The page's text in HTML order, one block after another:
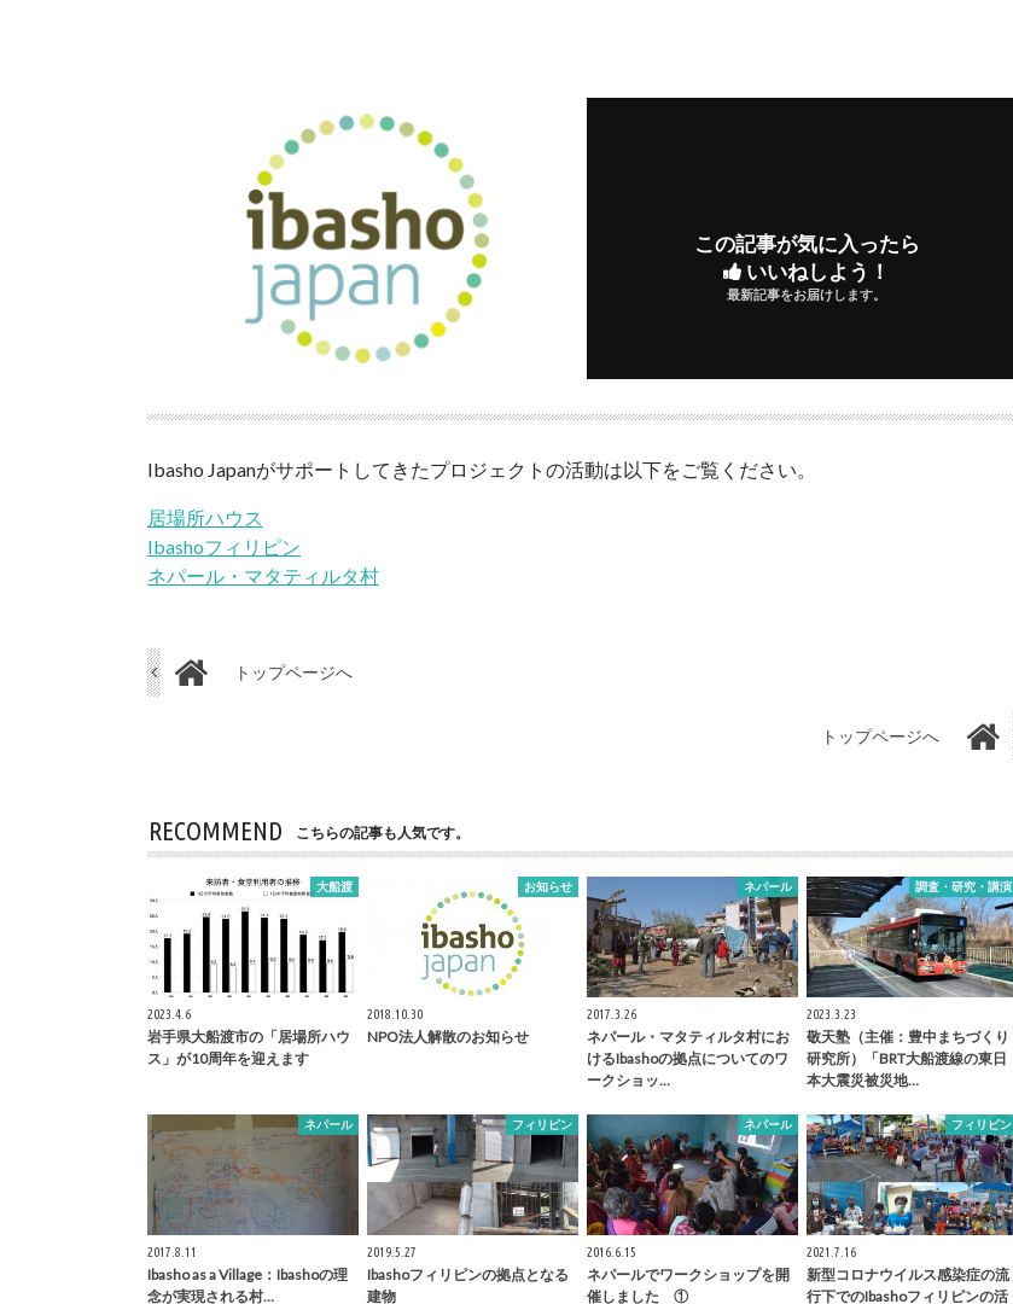
この記事が気に入ったら
いいねしよう！
最新記事をお届けします。
Ibasho Japanがサポートしてきたプロジェクトの活動は以下をご覧ください。
居場所ハウス
Ibashoフィリピン
ネパール・マタティルタ村
トップページへ
トップページへ
RECOMMEND こちらの記事も人気です。
大船渡
2023.4.6
岩手県大船渡市の「居場所ハウ
ス」が10周年を迎えます
お知らせ
2018.10.30
NPO法人解散のお知らせ
ネパール
2017.3.26
ネパール・マタティルタ村にお
けるIbashoの拠点についてのワ
ークショッ…
調査・研究・講演
2023.3.23
敬天塾（主催：豊中まちづくり
研究所）「BRT大船渡線の東日
本大震災被災地…
ネパール
2017.8.11
Ibasho as a Village：Ibashoの理
念が実現される村…
フィリピン
2019.5.27
Ibashoフィリピンの拠点となる
建物
ネパール
2016.6.15
ネパールでワークショップを開
催しました ①
フィリピン
2021.7.16
新型コロナウイルス感染症の流
行下でのIbashoフィリピンの活